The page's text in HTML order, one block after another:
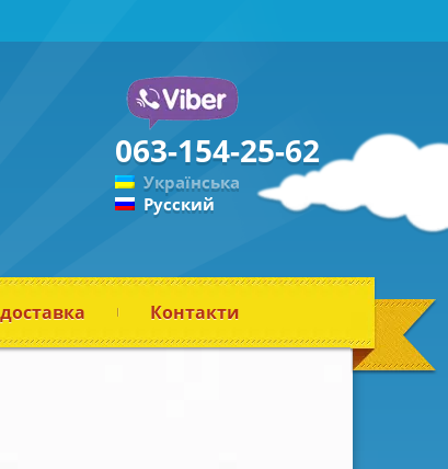
063-154-25-62
Українська
Русский
Контакти